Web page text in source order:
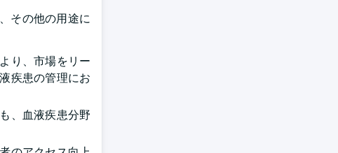
その他の用途に
り、市場をリー
疾患の管理にお
、血液疾患分野